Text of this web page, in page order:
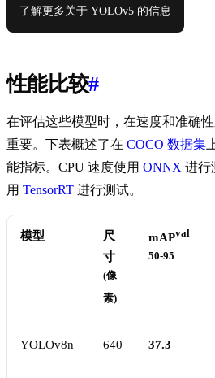
了解更多关于 YOLOv5 的信息
性能比较#
在评估这些模型时，在速度和准确
重要。下表概述了在 COCO 数据集
能指标。CPU 速度使用 ONNX 进行
用 TensorRT 进行测试。
模型
尺
寸
(像
素)
mAPval
50-95
YOLOv8n 640 37.3